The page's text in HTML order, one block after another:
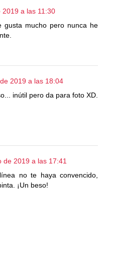
2019 a las 11:30
gusta mucho pero nunca he
2019 a las 18:04
inútil pero da para foto XD.
de 2019 a las 17:41
no te haya convencido,
¡Un beso!